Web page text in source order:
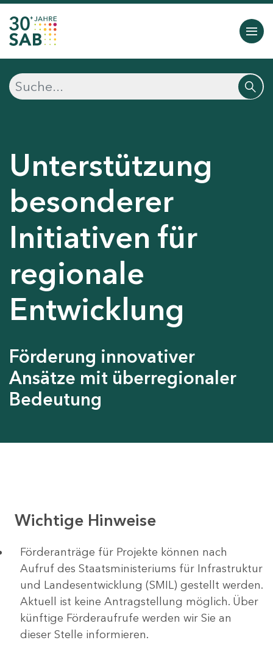
Unterstützung
besonderer
Initiativen für
regionale
Entwicklung
Förderung innovativer
Ansätze mit überregionaler
Bedeutung
Wichtige Hinweise
Förderanträge für Projekte können nach
Aufruf des Staatsministeriums für Infrastruktur
und Landesentwicklung (SMIL) gestellt werden.
Aktuell ist keine Antragstellung möglich. Über
künftige Förderaufrufe werden wir Sie an
dieser Stelle informieren.